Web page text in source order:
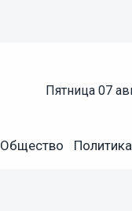
пятница 07
Общество Политика